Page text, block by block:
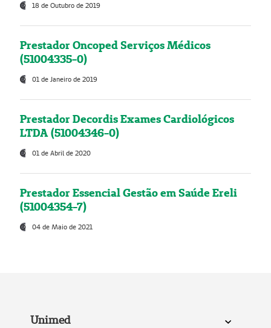
18 de Outubro de 2019
Prestador Oncoped Serviços Médicos
(51004335-0)
01 de Janeiro de 2019
Prestador Decordis Exames Cardiológicos
LTDA (51004346-0)
01 de Abril de 2020
Prestador Essencial Gestão em Saúde Ereli
(51004354-7)
04 de Maio de 2021
Unimed